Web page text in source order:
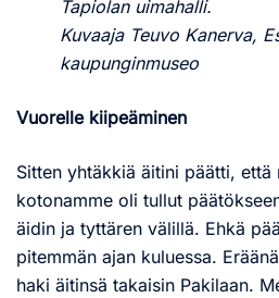
Tapiolan uimahalli.
Kuvaaja Teuvo Kanerva,
kaupunginmuseo
Vuorelle kiipeäminen
Sitten yhtäkkiä äitini päätti, että
kotonamme oli tullut
äidin ja tyttären välillä. Ehkä
pitemmän ajan kuluessa.
haki äitinsä takaisin Pakilaan.